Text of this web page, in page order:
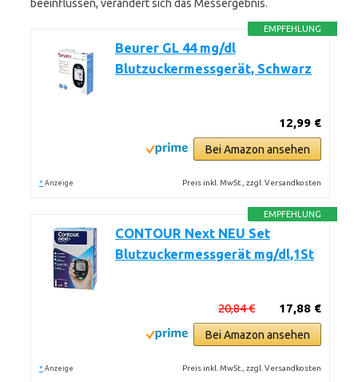
beeinflussen, verändert sich das Messergebnis.
EMPFEHLUNG
Beurer GL 44 mg/dl
Blutzuckermessgerät, Schwarz
12,99 €
Bei Amazon ansehen
* Anzeige Preis inkl. MwSt., zzgl. Versandkosten
EMPFEHLUNG
CONTOUR Next NEU Set
Blutzuckermessgerät mg/dl,1St
17,88 €
20,84 €
Bei Amazon ansehen
* Anzeige Preis inkl. MwSt., zzgl. Versandkosten